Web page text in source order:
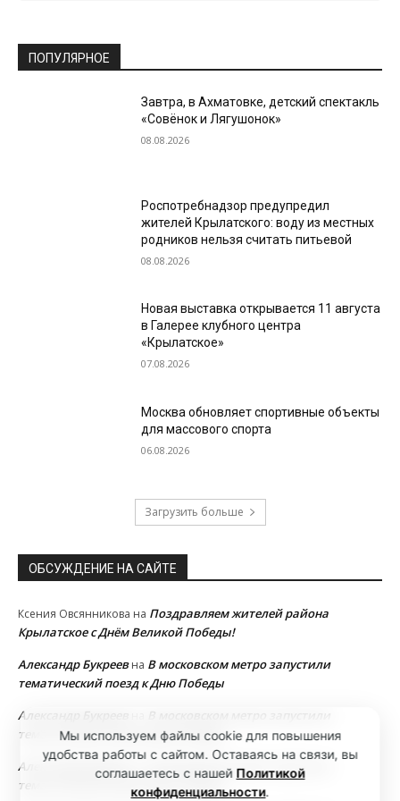
ПОПУЛЯРНОЕ
Завтра, в Ахматовке, детский спектакль
«Совёнок и Лягушонок»
08.08.2026
Роспотребнадзор предупредил
жителей Крылатского: воду из местных
родников нельзя считать питьевой
08.08.2026
Новая выставка открывается 11 августа
в Галерее клубного центра
«Крылатское»
07.08.2026
Москва обновляет спортивные объекты
для массового спорта
06.08.2026
Загрузить больше
ОБСУЖДЕНИЕ НА САЙТЕ
Ксения Овсянникова на Поздравляем жителей района
Крылатское с Днём Великой Победы!
Александр Букреевна В московском метро запустили
тематический поезд к Дню Победы
Александр Букреев
В московском метро запустили
тематический поезд к Дню Победы
Александр Букреев
В московском метро запустили
тематический поезд к Дню Победы
Мы используем файлы cookie для повышения
удобства работы с сайтом. Оставаясь на связи, вы
соглашаетесь с нашей Политикой
конфиденциальности.